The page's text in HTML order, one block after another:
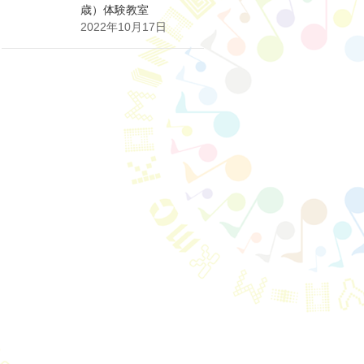
歳）体験教室
2022年10月17日